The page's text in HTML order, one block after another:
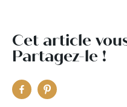
Cet article
Partagez-le !